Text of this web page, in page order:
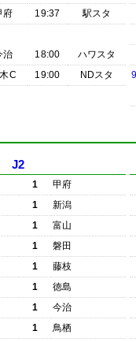
府 19:37
駅スタ
治 18:00
ハワスタ
C 19:00 NDスタ
J2
1
甲府
1
新潟
1
富山
1
磐田
1
藤枝
1
徳島
1
今治
1
鳥栖